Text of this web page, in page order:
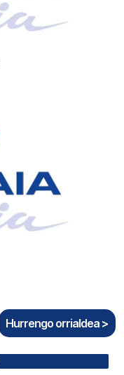
Hurrengo orrialdea >